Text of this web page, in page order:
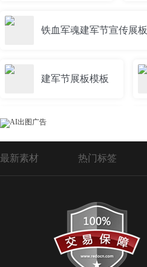
铁血军魂建军节宣传展板
建军节展板模板
建军节主题展板
建军节背景展板
建军节三军展板
最新素材 热门标签